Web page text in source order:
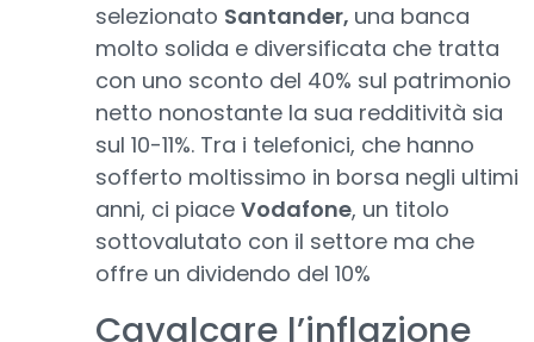
selezionato Santander, una banca
molto solida e diversificata che tratta
con uno sconto del 40% sul patrimonio
netto nonostante la sua redditività sia
sul 10-11%. Tra i telefonici, che hanno
sofferto moltissimo in borsa negli ultimi
anni, ci piace Vodafone, un titolo
sottovalutato con il settore ma che
offre un dividendo del 10%
Cavalcare l’inflazione